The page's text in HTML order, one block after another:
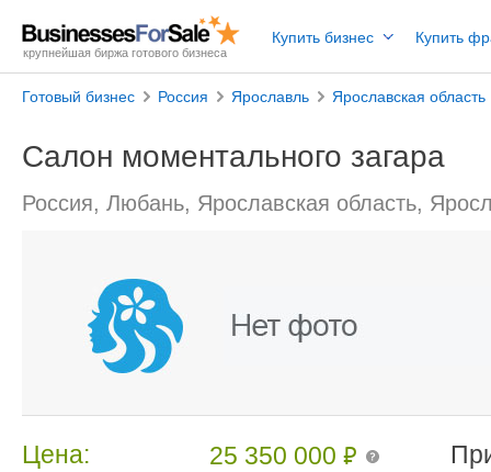
крупнейшая биржа готового бизнеса
Купить бизнес Купить
Готовый бизнес Россия Ярославль Ярославская область
Салон моментального загара
Россия, Любань, Ярославская область,
Цена: 25 350 000₽